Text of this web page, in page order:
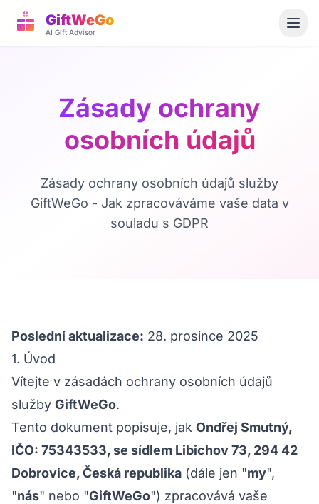
GiftWeGo
AI Gift Advisor
Zásady ochrany
osobních údajů
Zásady ochrany osobních údajů služby
GiftWeGo - Jak zpracováváme vaše data v
souladu s GDPR
Poslední aktualizace: 28. prosince 2025
1. Úvod
Vítejte v zásadách ochrany osobních údajů
služby GiftWeGo.
Tento dokument popisuje, jak Ondřej Smutný,
IČO: 75343533, se sídlem Libichov 73, 294 42
Dobrovice, Česká republika (dále jen "my",
"nás" nebo "GiftWeGo") zpracovává vaše